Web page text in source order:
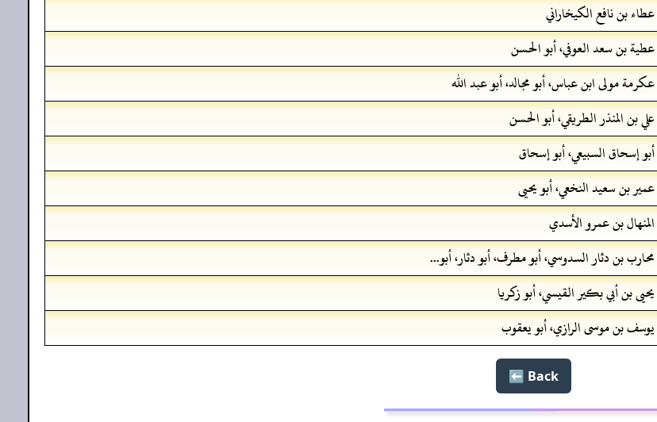
عطاء بن نافع الكيخاراني
عطية بن سعد العوفي، أبو الحسن
عكرمة مولى ابن عباس، أبو مجالد، أبو عبد الله
علي بن المنذر الطريقي، أبو الحسن
أبو إسحاق السبيعي، أبو إسحاق
عمير بن سعيد النخعي، أبو يحيى
المنهال بن عمرو الأسدي
محارب بن دثار السدوسي، أبو مطرف، أبو دثار، أبو...
يحيى بن أبي بكير القيسي، أبو زكريا
يوسف بن موسى الرازي، أبو يعقوب
Back ⬅️